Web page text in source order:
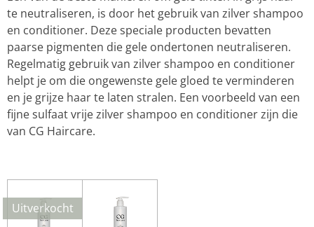
te neutraliseren, is door het gebruik van zilver shampoo
en conditioner. Deze speciale producten bevatten
paarse pigmenten die gele ondertonen neutraliseren.
Regelmatig gebruik van zilver shampoo en conditioner
helpt je om die ongewenste gele gloed te verminderen
en je grijze haar te laten stralen. Een voorbeeld van een
fijne sulfaat vrije zilver shampoo en conditioner zijn die
van CG Haircare.
Uitverkocht